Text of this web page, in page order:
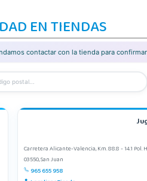
EN TIENDAS
contactar con la tienda para
Carretera Alicante-Valencia, Km. 88.8 - 14.1 Pol.
03550, San Juan
965 655 958